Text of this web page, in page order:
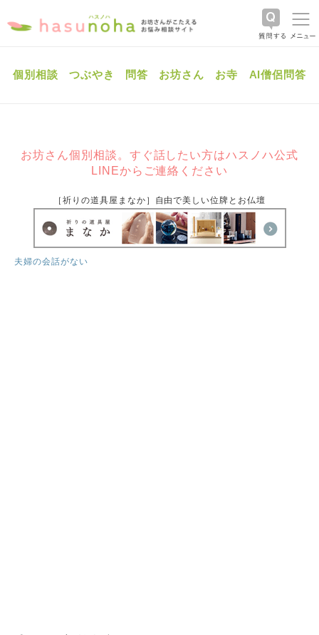
個別相談 つぶやき 問答 お坊さん お寺 AI僧侶問答
お坊さん個別相談。すぐ話したい方はハスノハ公式
LINEからご連絡ください
［祈りの道具屋まなか］自由で美しい位牌とお仏壇
夫婦の会話がない